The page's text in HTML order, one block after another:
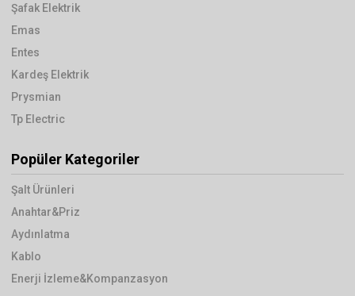
Şafak Elektrik
Emas
Entes
Kardeş Elektrik
Prysmian
Tp Electric
Popüler Kategoriler
Şalt Ürünleri
Anahtar&Priz
Aydınlatma
Kablo
Enerji İzleme&Kompanzasyon